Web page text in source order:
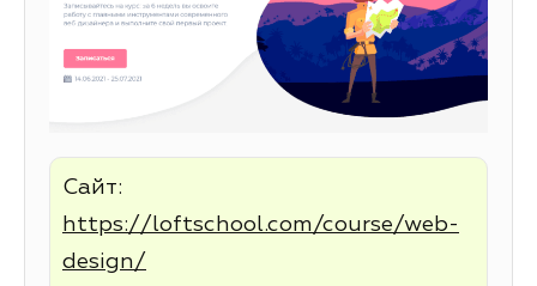
Сайт:
https://loftschool.com/course/web-
design/